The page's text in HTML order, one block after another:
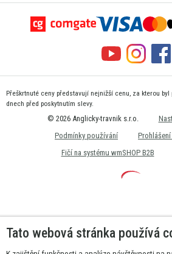
Přeškrtnuté ceny představují nejnižší cenu, za kterou
dnech před poskytnutím slevy.
© 2026 Anglicky-travnik s.r.o.
Podmínky používání
Fičí na systému wmSHOP B2B
Tato webová stránka používá